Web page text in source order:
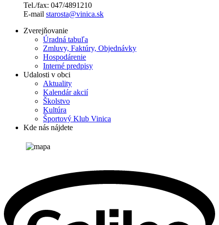
Tel./fax: 047/4891210
E-mail starosta@vinica.sk
Zverejňovanie
Úradná tabuľa
Zmluvy, Faktúry, Objednávky
Hospodárenie
Interné predpisy
Udalosti v obci
Aktuality
Kalendár akcií
Školstvo
Kultúra
Športový Klub Vinica
Kde nás nájdete